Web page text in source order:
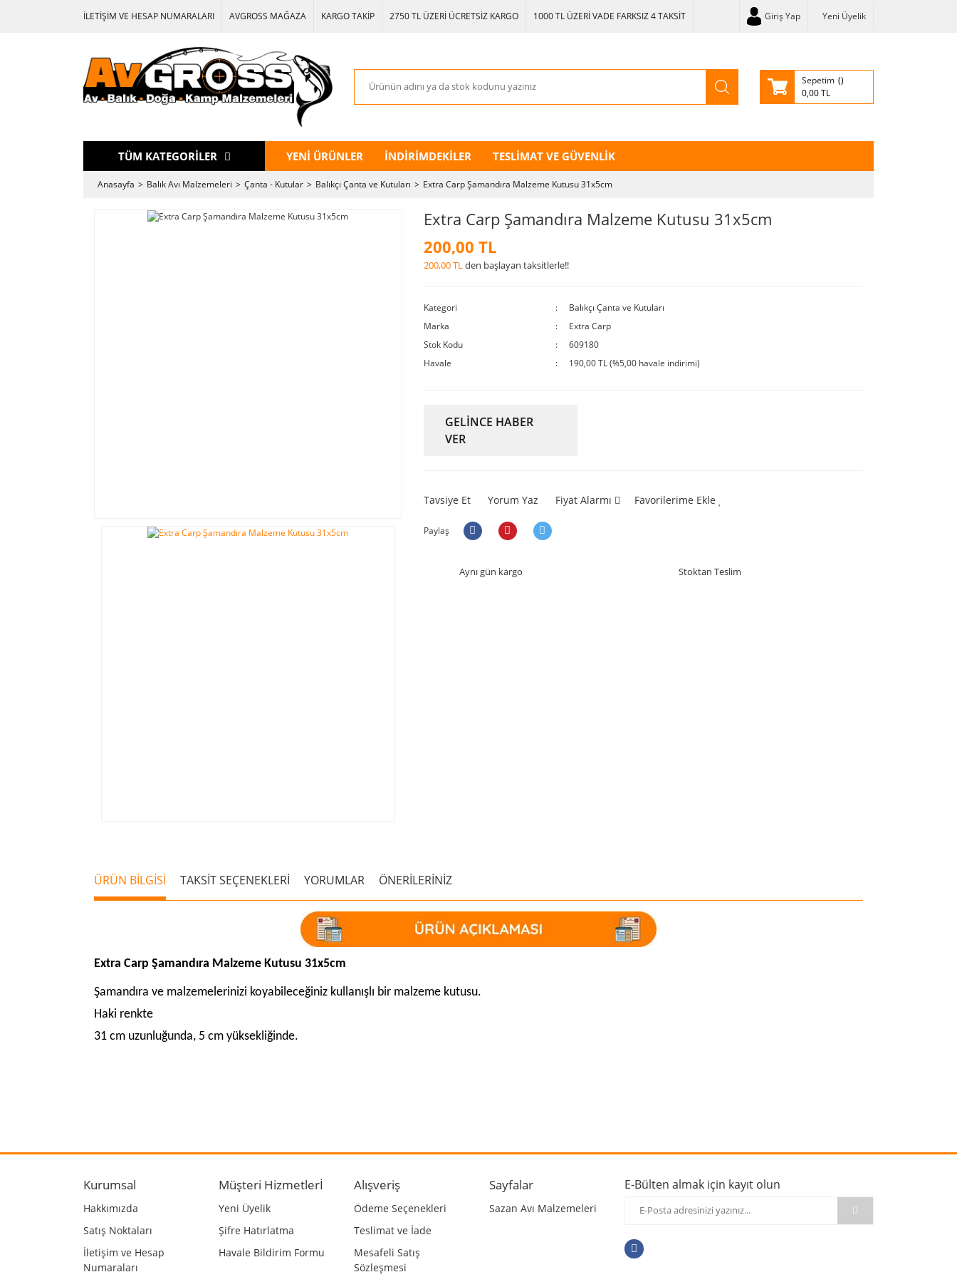
İLETİŞİM VE HESAP NUMARALARI AVGROSS MAĞAZA KARGO TAKİP 2750 TL ÜZERİ ÜCRETSİZ KARGO 1000 TL ÜZERİ VADE FARKSIZ 4 TAKSİT Giriş Yap Yeni Üyelik
Sepetim
0,00 TL
TÜM KATEGORİLER YENİ ÜRÜNLER İNDİRİMDEKİLER TESLİMAT VE GÜVENLİK
Anasayfa Balık Avı Malzemeleri Çanta - Kutular Balıkçı Çanta ve Kutuları Extra Carp Şamandıra Malzeme Kutusu 31x5cm
Extra Carp Şamandıra Malzeme Kutusu 31x5cm
200,00 TL
200,00 TL den başlayan taksitlerle!!
Kategori
Balıkçı Çanta ve Kutuları
Marka
Extra Carp
Stok Kodu
609180
Havale
190,00 TL (%5,00 havale indirimi)
GELİNCE HABER
VER
Tavsiye Et Yorum Yaz Fiyat Alarmı Favorilerime Ekle
Paylaş
Aynı gün kargo Stoktan Teslim
ÜRÜN BİLGİSİ TAKSİT SEÇENEKLERİ YORUMLAR ÖNERİLERİNİZ
Extra Carp Şamandıra Malzeme Kutusu 31x5cm
Şamandıra ve malzemelerinizi koyabileceğiniz kullanışlı bir malzeme kutusu.
Haki renkte
31 cm uzunluğunda, 5 cm yüksekliğinde.
Ürün resmi kalitesiz, bozuk veya görüntülenemiyor.
Ürün bilgilerinde hatalar bulunuyor.
Ürün fiyatı diğer sitelerden daha pahalı.
Bu ürüne benzer farklı alternatifler olmalı.
Kurumsal
Hakkımızda
Satış Noktaları
İletişim ve Hesap
Numaraları
Müşteri Hizmetlerİ
Yeni Üyelik
Şifre Hatırlatma
Havale Bildirim Formu
Alışveriş
Ödeme Seçenekleri
Teslimat ve İade
Mesafeli Satış
Sözleşmesi
Sayfalar
Sazan Avı Malzemeleri
E-Bülten almak için kayıt olun